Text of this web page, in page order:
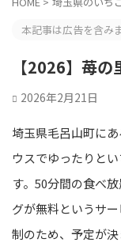
本記事は広告を含み
【2026】苺
2026年2月21日
埼玉県毛呂山町に
ウスでゆったりと
す。50分間の食べ
グが無料というサ
制のため、予定が